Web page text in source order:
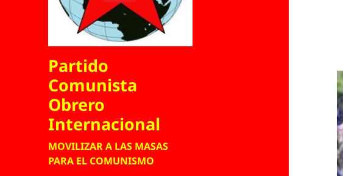
Partido
Comunista
Obrero
Internacional
MOVILIZAR A LAS MASAS
PARA EL COMUNISMO